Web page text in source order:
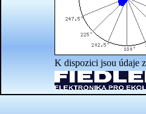
K dispozici jsou údaje